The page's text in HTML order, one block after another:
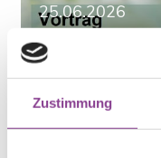
Zustimmung
25.06.2026
Einladung zum